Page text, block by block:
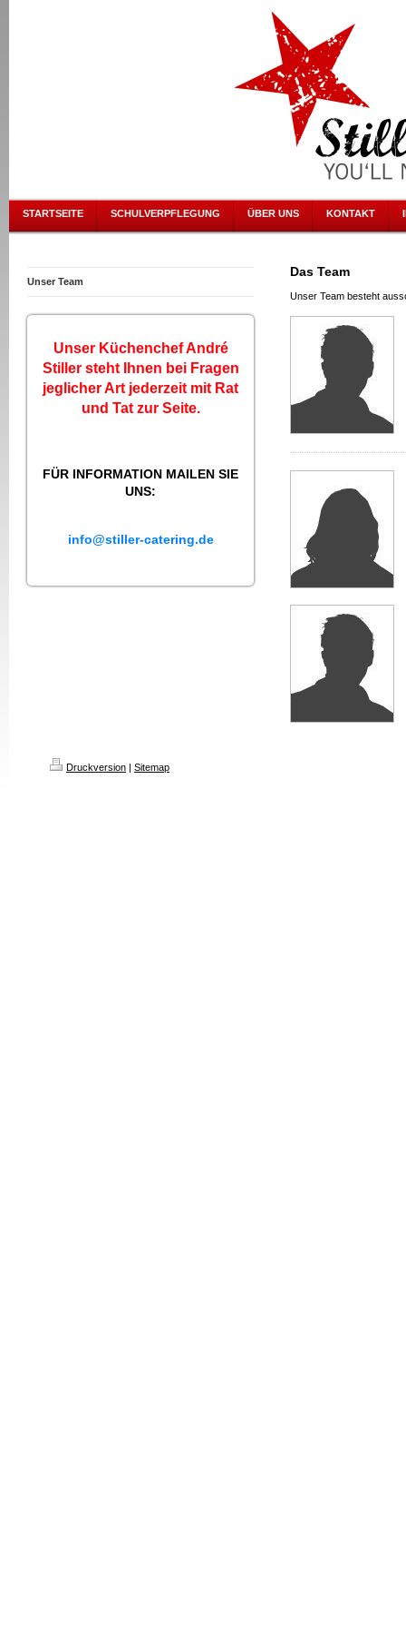
STARTSEITE SCHULVERPFLEGUNG ÜBER UNS KONTAKT
Unser Team
Unser Küchenchef André
Stiller steht Ihnen bei Fragen
jeglicherArt jederzeit mit Rat
und Tat zur Seite.
FÜR INFORMATION MAILEN SIE
UNS:
info@stiller-catering.de
Das Team
Unser Team besteht
Druckversion | Sitemap